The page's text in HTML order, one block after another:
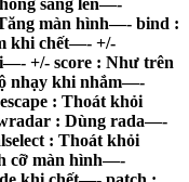
màn hình—- bind :
khi chết—- +/-
+/- score : Như trên
nhạy khi nhắm—-
: Thoát khỏi
: Dùng rada—-
: Thoát khỏi
cỡ màn hình—-